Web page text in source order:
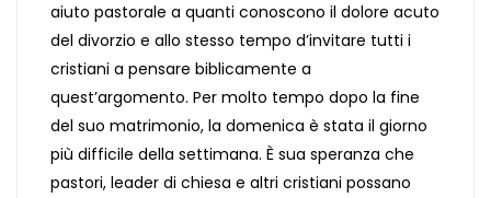
aiuto pastorale a quanti conoscono il dolore acuto
del divorzio e allo stesso tempo d’invitare tutti i
cristiani a pensare biblicamente a
quest’argomento. Per molto tempo dopo la fine
del suo matrimonio, la domenica è stata il giorno
più difficile della settimana. È sua speranza che
pastori, leader di chiesa e altri cristiani possano